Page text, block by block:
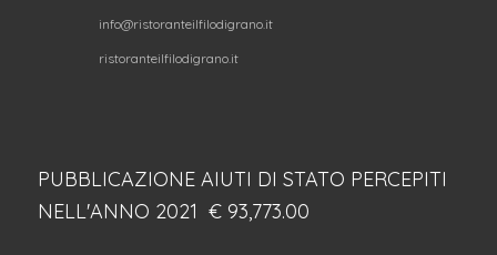
info@ristoranteilfilodigrano.it
ristoranteilfilodigrano.it
PUBBLICAZIONE AIUTI DI STATO PERCEPITI
NELL'ANNO 2021 € 93,773.00